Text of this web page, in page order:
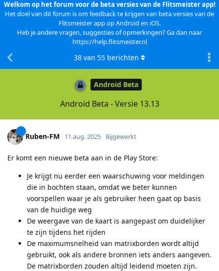
Welkom op het forum voor de beta versies van de Flitsmeister app!
Het doel van dit forum is om feedback te krijgen van beta versies van de
Flitsmeister app op Android en iOS.
Heb je andere vragen, suggesties of opmerkingen? Ga dan naar
https://help.flitsmeister.nl
Android Beta
Android Beta - Versie 13.13
38 van 55 berichten
Ruben-FM 11 aug. 2025 Bijgewerkt
Er komt een nieuwe beta aan in de Play Store:
Je krijgt nu eerder een waarschuwing voor meldingen
die in bochten staan, omdat we beter kunnen
voorspellen waar je als gebruiker heen gaat op basis
van de huidige weg
De weergave van de kaart is aangepast om duidelijker
te zijn tijdens het rijden
De maximumsnelheid van matrixborden wordt altijd
gebruikt, ook als andere bronnen iets anders aangeven.
De matrixborden zouden altijd leidend moeten zijn.